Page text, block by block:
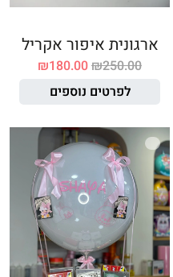
ארגונית איפור אקריל
₪250.00
₪180.00
לפרטים נוספים